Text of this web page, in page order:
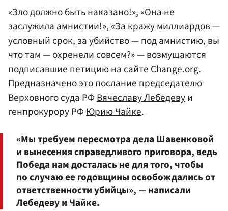
«Зло должно быть наказано!», «Она не
заслужила амнистии!», «За кражу миллиардов —
условный срок, за убийство — под амнистию, вы
что там — охренели совсем?» — возмущаются
подписавшие петицию на сайте Change.org.
Предназначено это послание председателю
Верховного суда РФВячеславу Лебедевуи
генпрокурору РФЮрию Чайке.
«Мы требуем пересмотра дела Шавенковой
и вынесения справедливого приговора, ведь
Победа нам досталась не для того, чтобы
по случаю ее годовщины освобождались от
ответственности убийцы», — написали
Лебедеву и Чайке.